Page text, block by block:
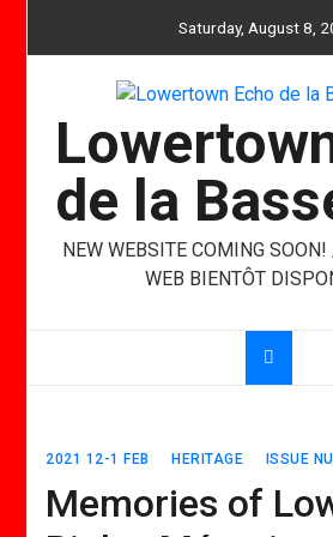
Saturday, August 8,
de la
NEW WEBSITE COMING
WEB BIENTÔT
2021 12-1 FEB HERITAGE ISSUE
Memories of